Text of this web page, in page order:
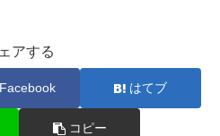
アする
Facebook はてブ
コピー